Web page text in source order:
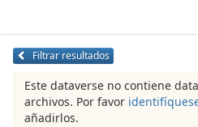
Filtrar resultados
Este dataverse no contiene
archivos. Por favor
añadirlos.